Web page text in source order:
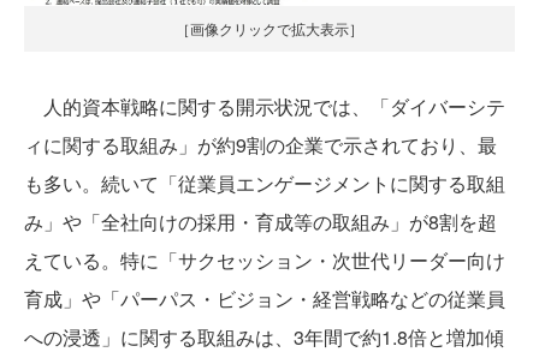
［画像クリックで拡大表示］
人的資本戦略に関する開示状況では、「ダイバーシテ
ィに関する取組み」が約9割の企業で示されており、最
も多い。続いて「従業員エンゲージメントに関する取組
み」や「全社向けの採用・育成等の取組み」が8割を超
えている。特に「サクセッション・次世代リーダー向け
育成」や「パーパス・ビジョン・経営戦略などの従業員
への浸透」に関する取組みは、3年間で約1.8倍と増加傾